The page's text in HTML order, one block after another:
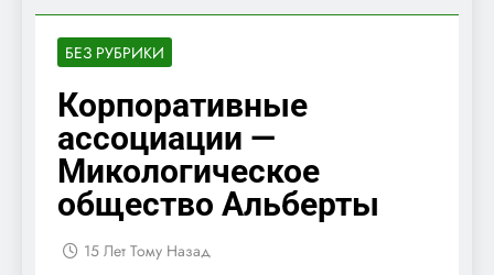
БЕЗ РУБРИКИ
Корпоративные
ассоциации —
Микологическое
общество Альберты
15 Лет Тому Назад